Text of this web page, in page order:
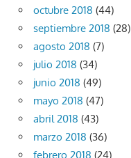
octubre 2018 (44)
septiembre 2018 (28)
agosto 2018 (7)
julio 2018 (34)
junio 2018 (49)
mayo 2018 (47)
abril 2018 (43)
marzo 2018 (36)
febrero 2018 (24)